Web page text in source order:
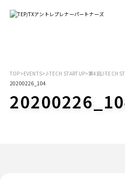
TOP>EVENTS>J-TECH STARTUP>第4回J-TECH
20200226_104